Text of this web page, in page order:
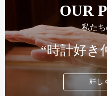
OUR
私た
“時計好き
詳し